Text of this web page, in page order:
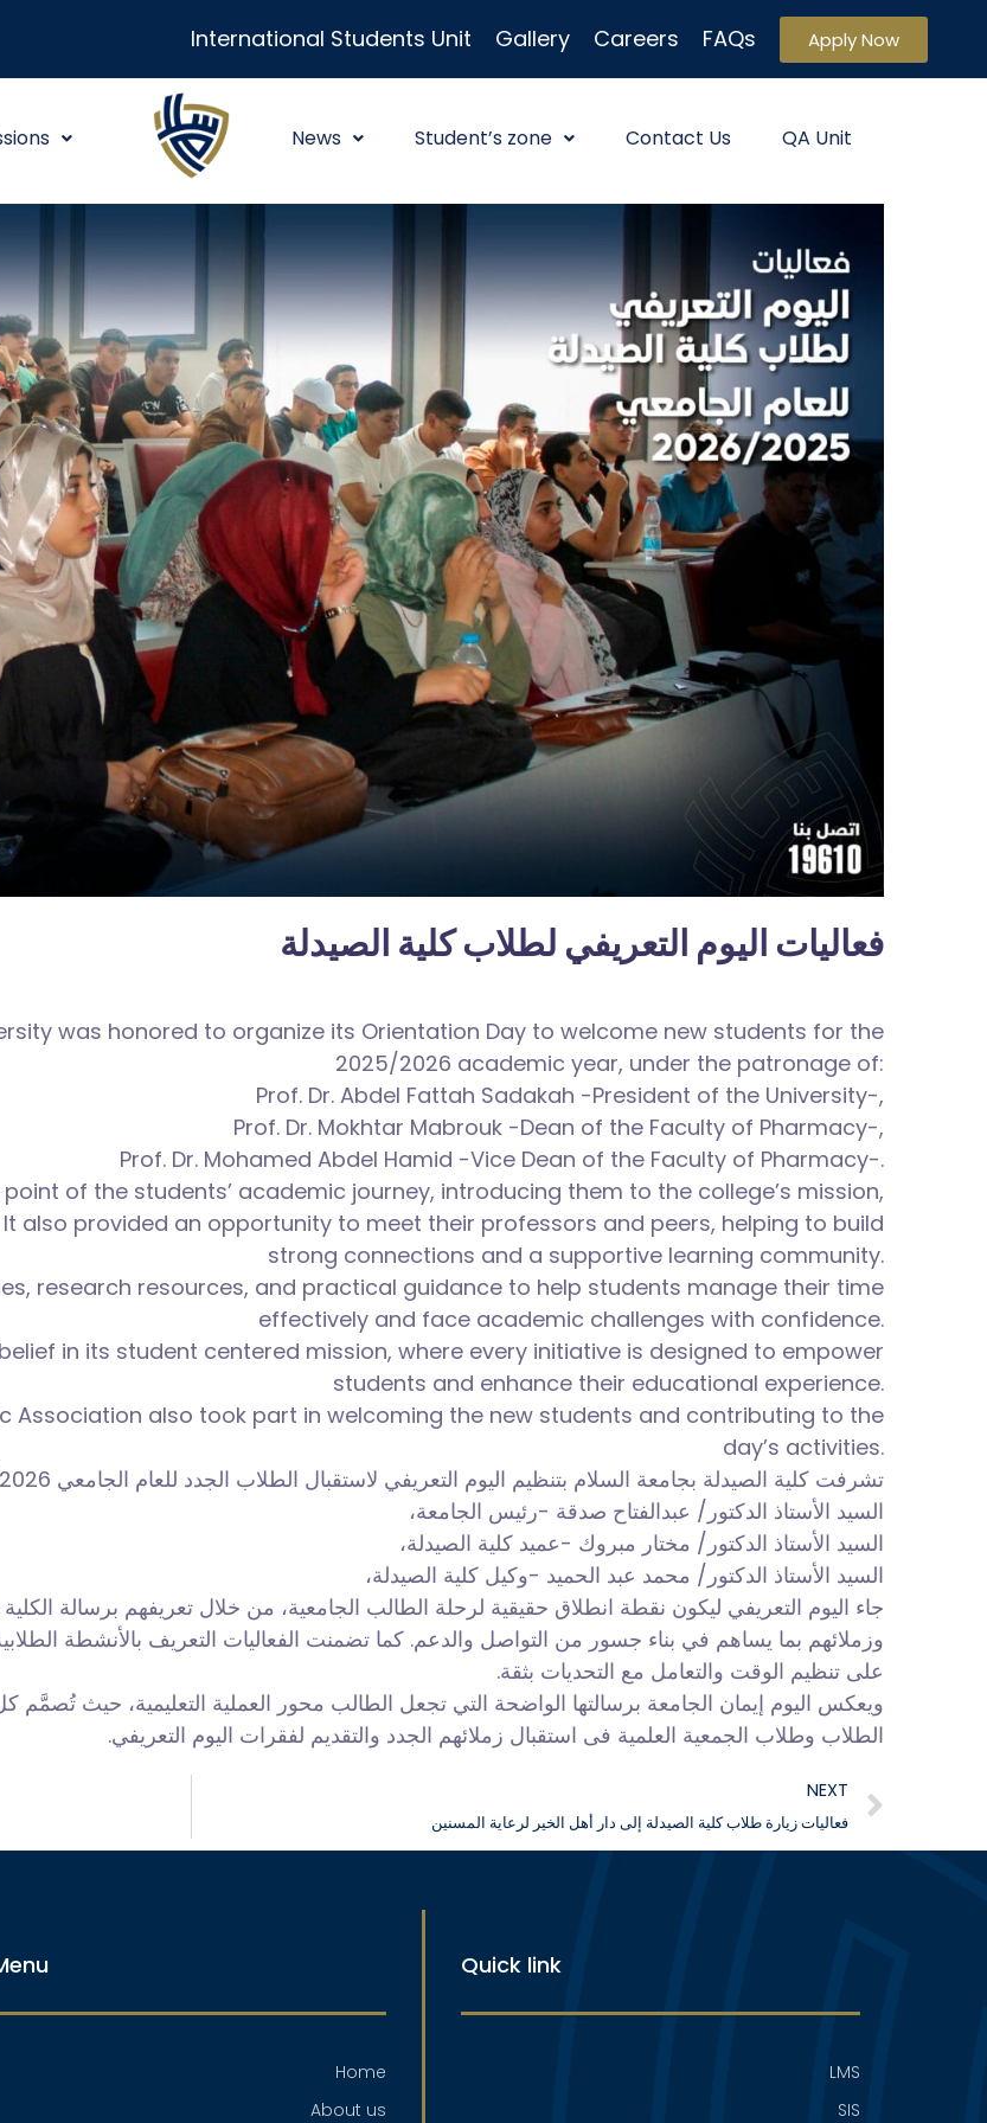
International Students Unit Gallery Careers FAQs Apply Now
News Student’s zone Contact Us QA Unit
فعاليات اليوم التعريفي لطلاب كلية الصيدلة
was honored to organize its Orientation Day to welcome new students for the
2025/2026 academic year, under the patronage of:
Prof. Dr. Abdel Fattah Sadakah -President of the University-,
Prof. Dr. Mokhtar Mabrouk -Dean of the Faculty of Pharmacy-,
Prof. Dr. Mohamed Abdel Hamid -Vice Dean of the Faculty of Pharmacy-.
of the students’ academic journey, introducing them to the college’s mission,
also provided an opportunity to meet their professors and peers, helping to build
strong connections and a supportive learning community.
research resources, and practical guidance to help students manage their time
effectively and face academic challenges with confidence.
in its student centered mission, where every initiative is designed to empower
students and enhance their educational experience.
Association also took part in welcoming the new students and contributing to the
day’s activities.
تشرفت كلية الصيدلة بجامعة السلام بتنظيم اليوم التعريفي لاستقبال الطلاب الجدد للعام الجامعي 2025/2026، وذلك تحت رعاية:
السيد الأستاذ الدكتور/ عبدالفتاح صدقة -رئيس الجامعة،
السيد الأستاذ الدكتور/ مختار مبروك -عميد كلية الصيدلة،
السيد الأستاذ الدكتور/ محمد عبد الحميد -وكيل كلية الصيدلة،
جاء اليوم التعريفي ليكون نقطة انطلاق حقيقية لرحلة الطالب الجامعية، من خلال تعريفهم برسالة الكلية
وزملائهم بما يساهم في بناء جسور من التواصل والدعم. كما تضمنت الفعاليات التعريف بالأنشطة
على تنظيم الوقت والتعامل مع التحديات بثقة.
ويعكس اليوم إيمان الجامعة برسالتها الواضحة التي تجعل الطالب محور العملية التعليمية، حيث
الطلاب وطلاب الجمعية العلمية فى استقبال زملائهم الجدد والتقديم لفقرات اليوم التعريفي.
NEXT
فعاليات زيارة طلاب كلية الصيدلة إلى دار أهل الخير لرعاية المسنين
Home
About us
Quick link
LMS
SIS